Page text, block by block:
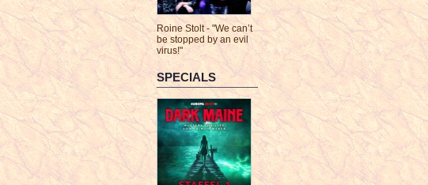
Roine Stolt - "We can’t
be stopped by an evil
virus!"
SPECIALS